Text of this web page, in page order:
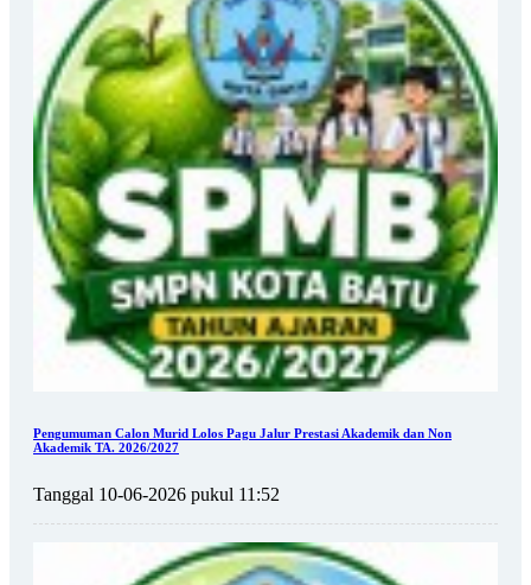
Pengumuman Calon Murid Lolos Pagu Jalur Prestasi Akademik dan Non
Akademik TA. 2026/2027
Tanggal 10-06-2026 pukul 11:52